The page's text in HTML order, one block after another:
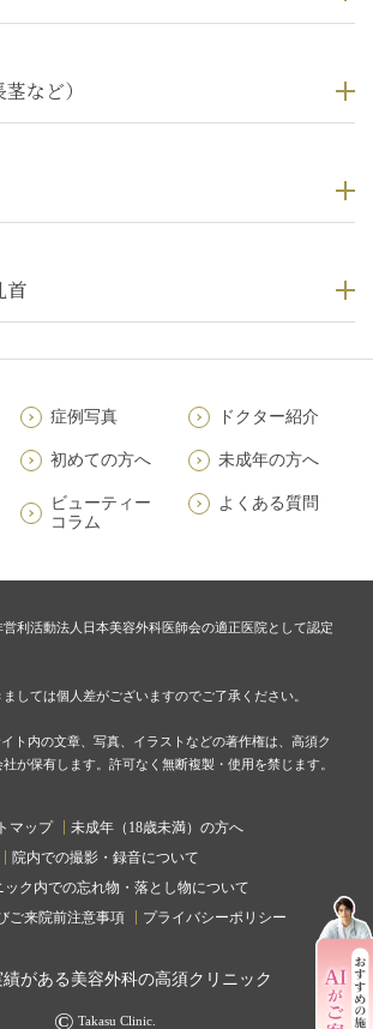
など）
首
症例写真 ドクター紹介
初めての方へ 未成年の方へ
ビューティー
コラム
よくある質問
営利活動法人日本美容外科医師会の適正医院として認定
しては個人差がございますのでご了承ください。
ト内の文章、写真、イラストなどの著作権は、高須ク
が保有します。許可なく無断複製・使用を禁じます。
マップ
未成年（18歳未満）の方へ
院内での撮影・録音について
ック内での忘れ物・落とし物について
ご来院前注意事項
プライバシーポリシー
がある美容外科の高須クリニック
© Takasu Clinic.